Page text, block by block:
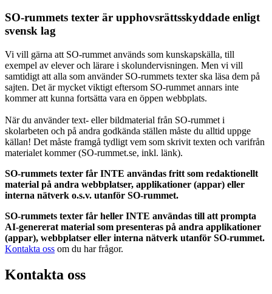
SO-rummets texter är upphovsrättsskyddade enligt
svensk lag
Vi vill gärna att SO-rummet används som kunskapskälla, till
exempel av elever och lärare i skolundervisningen. Men vi vill
samtidigt att alla som använder SO-rummets texter ska läsa dem på
sajten. Det är mycket viktigt eftersom SO-rummet annars inte
kommer att kunna fortsätta vara en öppen webbplats.
När du använder text- eller bildmaterial från SO-rummet i
skolarbeten och på andra godkända ställen måste du alltid uppge
källan! Det måste framgå tydligt vem som skrivit texten och varifrån
materialet kommer (SO-rummet.se, inkl. länk).
SO-rummets texter får INTE användas fritt som redaktionellt
material på andra webbplatser, applikationer (appar) eller
interna nätverk o.s.v. utanför SO-rummet.
SO-rummets texter får heller INTE användas till att prompta
AI-genererat material som presenteras på andra applikationer
(appar), webbplatser eller interna nätverk utanför SO-rummet.
Kontakta oss om du har frågor.
Kontakta oss